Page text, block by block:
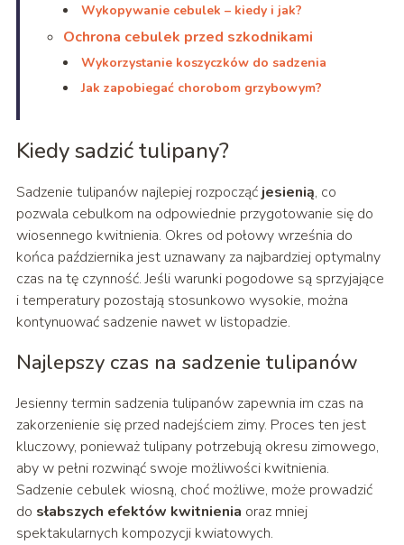
Wykopywanie cebulek – kiedy i jak?
Ochrona cebulek przed szkodnikami
Wykorzystanie koszyczków do sadzenia
Jak zapobiegać chorobom grzybowym?
Kiedy sadzić tulipany?
Sadzenie tulipanów najlepiej rozpocząć jesienią, co
pozwala cebulkom na odpowiednie przygotowanie się do
wiosennego kwitnienia. Okres od połowy września do
końca października jest uznawany za najbardziej optymalny
czas na tę czynność. Jeśli warunki pogodowe są sprzyjające
i temperatury pozostają stosunkowo wysokie, można
kontynuować sadzenie nawet w listopadzie.
Najlepszy czas na sadzenie tulipanów
Jesienny termin sadzenia tulipanów zapewnia im czas na
zakorzenienie się przed nadejściem zimy. Proces ten jest
kluczowy, ponieważ tulipany potrzebują okresu zimowego,
aby w pełni rozwinąć swoje możliwości kwitnienia.
Sadzenie cebulek wiosną, choć możliwe, może prowadzić
do słabszych efektów kwitnienia oraz mniej
spektakularnych kompozycji kwiatowych.